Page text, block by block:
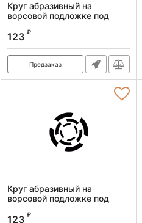
Круг абразивный на
ворсовой подложке под
шт.// Сибртех
Артикул: 738747
123 ₽
Предзаказ
Круг абразивный на
ворсовой подложке под
шт.// Сибртех
123 ₽